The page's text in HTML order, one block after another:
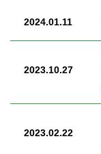
2024.01.11
2023.10.27
2023.02.22